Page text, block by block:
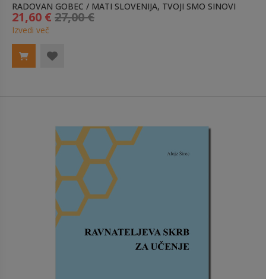
RADOVAN GOBEC / MATI SLOVENIJA, TVOJI SMO SINOVI
21,60 € 27,00 €
Izvedi več